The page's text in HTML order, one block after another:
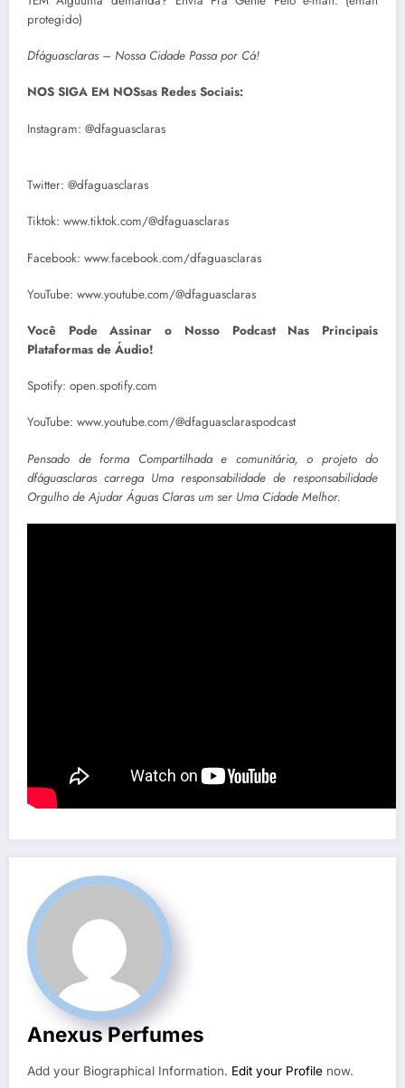
protegido)
Dfáguasclaras – Nossa Cidade Passa por Cá!
NOS SIGA EM NOSsas Redes Sociais:
Instagram: @dfaguasclaras
Twitter: @dfaguasclaras
Tiktok: www.tiktok.com/@dfaguasclaras
Facebook: www.facebook.com/dfaguasclaras
YouTube: www.youtube.com/@dfaguasclaras
Você Pode Assinar o Nosso Podcast Nas Principais
Plataformas de Áudio!
Spotify: open.spotify.com
YouTube: www.youtube.com/@dfaguasclaraspodcast
Pensado de forma Compartilhada e comunitária, o projeto do
dfáguasclaras carrega Uma responsabilidade de responsabilidade
Orgulho de Ajudar Águas Claras um ser Uma Cidade Melhor.
Anexus Perfumes
Add your Biographical Information. Edit your Profile now.